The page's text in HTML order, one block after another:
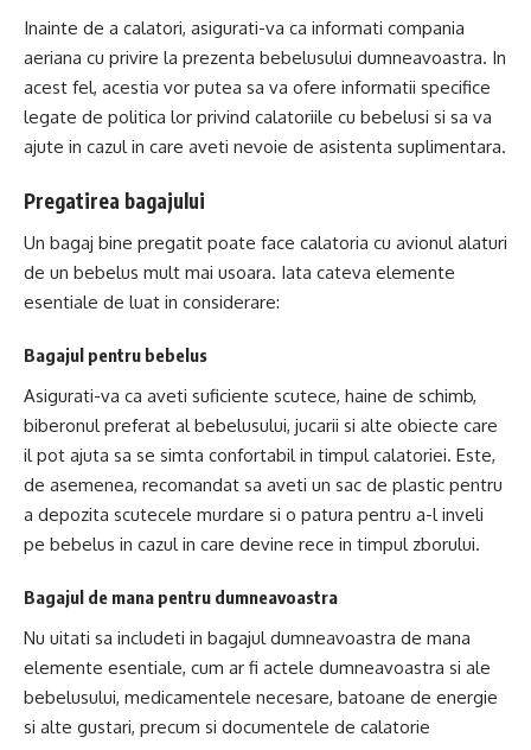
Inainte de a calatori, asigurati-va ca informati compania
aeriana cu privire la prezenta bebelusului dumneavoastra. In
acest fel, acestia vor putea sa va ofere informatii specifice
legate de politica lor privind calatoriile cu bebelusi si sa va
ajute in cazul in care aveti nevoie de asistenta suplimentara.
Pregatirea bagajului
Un bagaj bine pregatit poate face calatoria cu avionul alaturi
de un bebelus mult mai usoara. Iata cateva elemente
esentiale de luat in considerare:
Bagajul pentru bebelus
Asigurati-va ca aveti suficiente scutece, haine de schimb,
biberonul preferat al bebelusului, jucarii si alte obiecte care
il pot ajuta sa se simta confortabil in timpul calatoriei. Este,
de asemenea, recomandat sa aveti un sac de plastic pentru
a depozita scutecele murdare si o patura pentru a-l inveli
pe bebelus in cazul in care devine rece in timpul zborului.
Bagajul de mana pentru dumneavoastra
Nu uitati sa includeti in bagajul dumneavoastra de mana
elemente esentiale, cum ar fi actele dumneavoastra si ale
bebelusului, medicamentele necesare, batoane de energie
si alte gustari, precum si documentele de calatorie